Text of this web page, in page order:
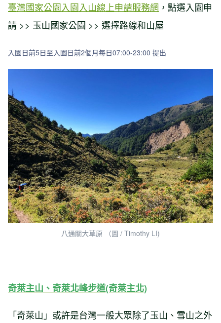
臺灣國家公園入園入山線上申請服務網 ，點選入園申
請 >> 玉山國家公園 >> 選擇路線和山屋
入園日前5日至入園日前2個月每日07:00-23:00 提出
八通關大草原 （圖 / Timothy LI)
奇萊主山、奇萊北峰步道(奇萊主北)
「奇萊山」或許是台灣一般大眾除了玉山、雪山之外